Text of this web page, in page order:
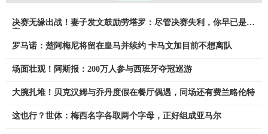
决赛无缘出战！妻子发文鼓励劳塔罗：尽管决赛失利，你早已是赢
罗马诺：楚阿梅尼将留在皇马并续约 卡马文加目前不想离队
场面壮观！阿斯报：200万人参与西班牙夺冠巡游
大腕扎堆！贝克汉姆与乔丹度假在餐厅偶遇，同场还有费兰略伦特
这也行？世体：梅西名字各取两个字母，正好组成亚马尔